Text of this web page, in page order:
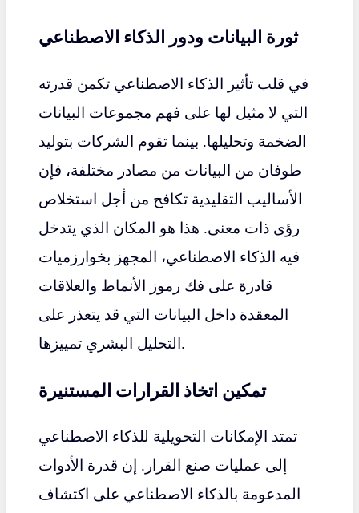
ثورة البيانات ودور الذكاء الاصطناعي
في قلب تأثير الذكاء الاصطناعي تكمن قدرته
التي لا مثيل لها على فهم مجموعات البيانات
الضخمة وتحليلها. بينما تقوم الشركات بتوليد
طوفان من البيانات من مصادر مختلفة، فإن
الأساليب التقليدية تكافح من أجل استخلاص
رؤى ذات معنى. هذا هو المكان الذي يتدخل
فيه الذكاء الاصطناعي، المجهز بخوارزميات
قادرة على فك رموز الأنماط والعلاقات
المعقدة داخل البيانات التي قد يتعذر على
التحليل البشري تمييزها.
تمكين اتخاذ القرارات المستنيرة
تمتد الإمكانات التحويلية للذكاء الاصطناعي
إلى عمليات صنع القرار. إن قدرة الأدوات
المدعومة بالذكاء الاصطناعي على اكتشاف